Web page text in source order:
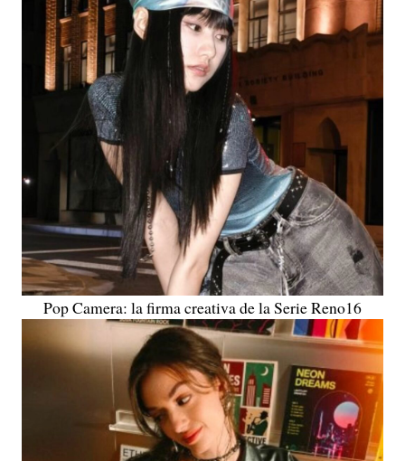
Pop Camera: la firma creativa de la Serie Reno16